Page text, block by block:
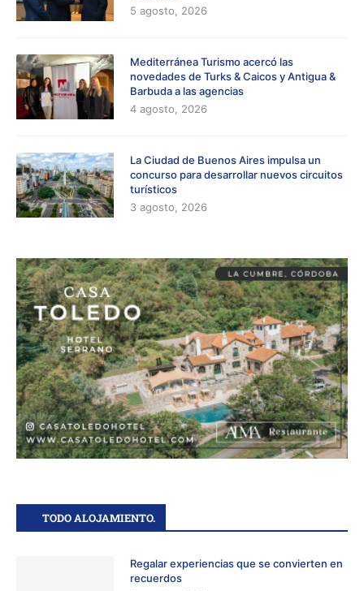
5 agosto, 2026
Mediterránea Turismo acercó las
novedades de Turks & Caicos y Antigua &
Barbuda a las agencias
4 agosto, 2026
La Ciudad de Buenos Aires impulsa un
concurso para desarrollar nuevos circuitos
turísticos
3 agosto, 2026
TODO ALOJAMIENTO.
Regalar experiencias que se convierten en
recuerdos